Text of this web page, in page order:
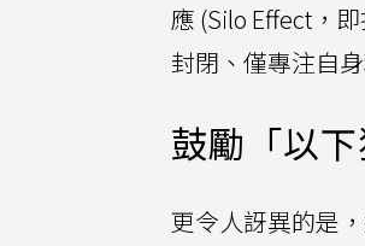
應 (Silo Effect，
封閉、僅專注自
鼓勵「以
更令人訝異的是